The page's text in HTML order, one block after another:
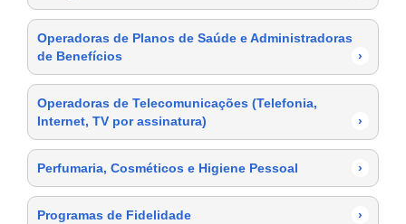
Operadoras de Planos de Saúde e Administradoras
de Benefícios
›
Operadoras de Telecomunicações (Telefonia,
Internet, TV por assinatura)
›
Perfumaria, Cosméticos e Higiene Pessoal ›
Programas de Fidelidade ›